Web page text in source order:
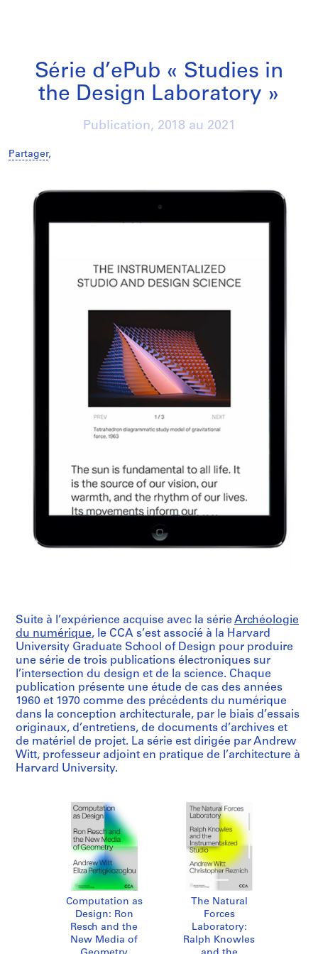
Série d’ePub « Studies in
the Design Laboratory »
Publication, 2018 au 2021
Partager,
Suite à l’expérience acquise avec la série Archéologie
du numérique, le CCA s’est associé à la Harvard
University Graduate School of Design pour produire
une série de trois publications électroniques sur
l’intersection du design et de la science. Chaque
publication présente une étude de cas des années
1960 et 1970 comme des précédents du numérique
dans la conception architecturale, par le biais d’essais
originaux, d’entretiens, de documents d’archives et
de matériel de projet. La série est dirigée par Andrew
Witt, professeur adjoint en pratique de l’architecture à
Harvard University.
Computation as
Design: Ron
Resch and the
New Media of
The Natural
Forces
Laboratory:
Ralph Knowles